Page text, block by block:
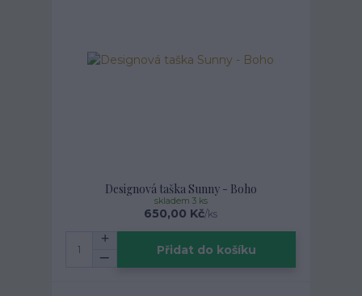
Designová taška Sunny - Boho
650,00 Kč/ks
skladem 3 ks
Přidat do košíku